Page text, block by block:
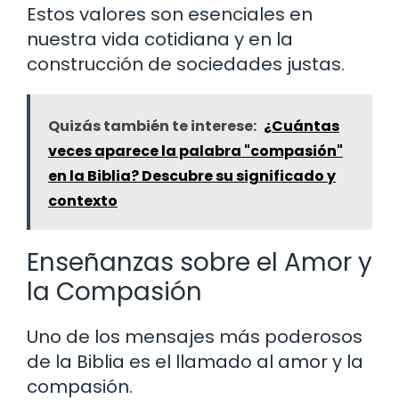
Estos valores son esenciales en
nuestra vida cotidiana y en la
construcción de sociedades justas.
Quizás también te interese: ¿Cuántas
veces aparece la palabra "compasión"
en la Biblia? Descubre su significado y
contexto
Enseñanzas sobre el Amor y
la Compasión
Uno de los mensajes más poderosos
de la Biblia es el llamado al amor y la
compasión.